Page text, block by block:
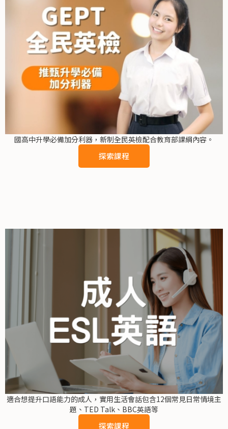
國高中升學必備加分利器，新制全民英檢配合教育部課綱內容。
探索課程
適合想提升口語能力的成人，實用生活會話包含12個常見日常情境主
題、TED Talk、BBC英語等
探索課程